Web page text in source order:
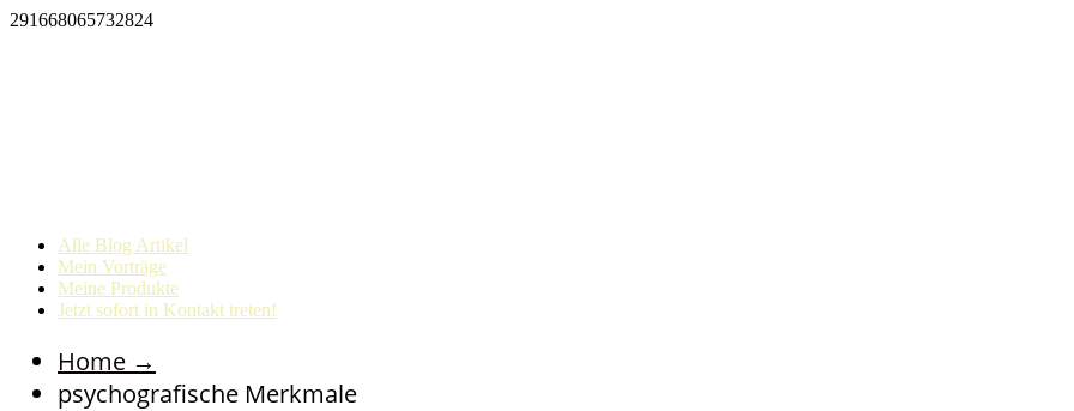
291668065732824
Alle Blog Artikel
Mein Vorträge
Meine Produkte
Jetzt sofort in Kontakt treten!
Home →
psychografische Merkmale